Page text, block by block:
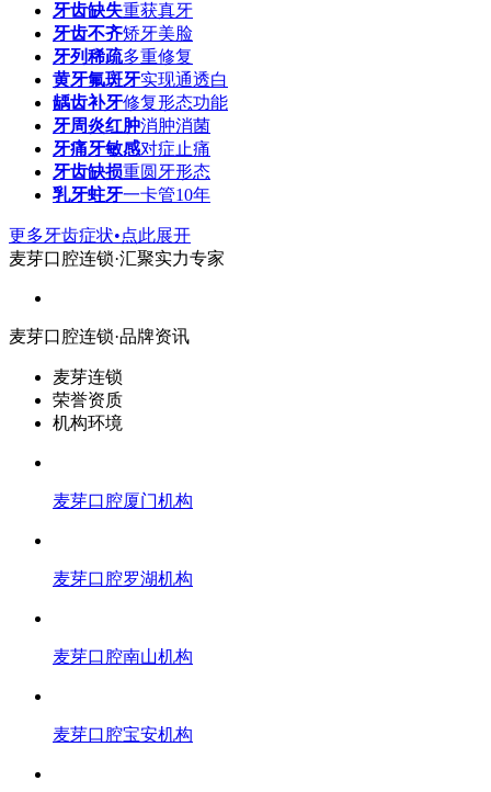
牙齿缺失重获真牙
牙齿不齐矫牙美脸
牙列稀疏多重修复
黄牙氟斑牙实现通透白
龋齿补牙修复形态功能
牙周炎红肿消肿消菌
牙痛牙敏感对症止痛
牙齿缺损重圆牙形态
乳牙蛀牙一卡管10年
更多牙齿症状•点此展开
麦芽口腔连锁·汇聚实力专家
麦芽口腔连锁·品牌资讯
麦芽连锁
荣誉资质
机构环境
麦芽口腔厦门机构
麦芽口腔罗湖机构
麦芽口腔南山机构
麦芽口腔宝安机构